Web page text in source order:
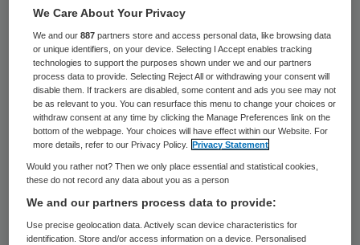
patiënten. Het ziekenhuis neemt
maatregelen om verspreiding te voorkomen.
De VRE-positieve patiënten die nog in het
ziekenhuis zijn, liggen alleen op een kamer.
Voor de verpleging van deze patiënten
gelden voor medewerkers speciale
maatregelen zoals handschoenen en
schorten dragen. Zodra een kamer vrijkomt
na ontslag van een patiënt met VRE wordt
We Care About Your Privacy
We and our887 partners store and access personal data, like browsing data
or unique identifiers, on your device. Selecting I Accept enables tracking
technologies to support the purposes shown under we and our partners
process data to provide. Selecting Reject All or withdrawing your consent will
disable them. If trackers are disabled, some content and ads you see may not
be as relevant to you. You can resurface this menu to change your choices or
withdraw consent at any time by clicking the Manage Preferences link on the
bottom of the webpage. Your choices will have effect within our Website. For
more details, refer to our Privacy Policy.
Privacy Statement
Would you rather not? Then we only place essential and statistical cookies,
these do not record any data about you as a person
We and our partners process data to provide:
Use precise geolocation data. Actively scan device characteristics for
identification. Store and/or access information on a device. Personalised